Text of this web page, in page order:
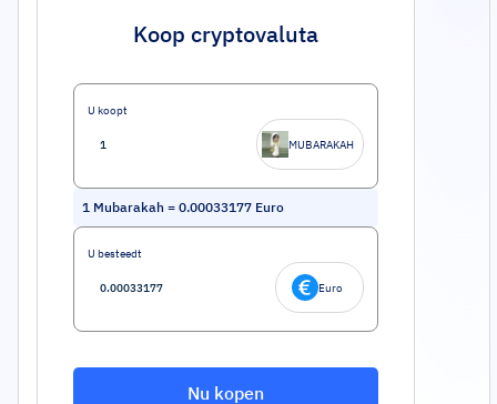
Koop cryptovaluta
U koopt
MUBARAKAH
1 Mubarakah = 0.00033177 Euro
U besteedt
Euro
Nu kopen